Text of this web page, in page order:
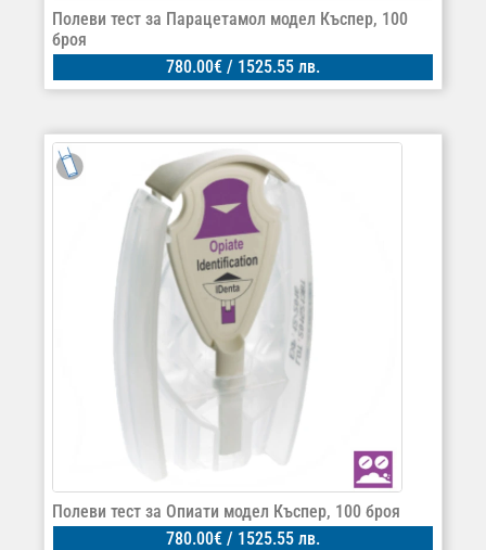
Полеви тест за Парацетамол модел Къспер, 100
броя
780.00€ / 1525.55 лв.
Полеви тест за Опиати модел Къспер, 100 броя
780.00€ / 1525.55 лв.